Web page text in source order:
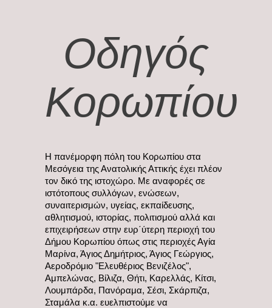
Οδηγός
Κορωπίου
Η πανέμορφη πόλη του Κορωπίου στα
Μεσόγεια της Ανατολικής Αττικής έχει πλέον
τον δικό της ιστοχώρο. Με αναφορές σε
ιστότοπους συλλόγων, ενώσεων,
συναιτερισμών, υγείας, εκπαίδευσης,
αθλητισμού, ιστορίας, πολιτισμού αλλά και
επιχειρήσεων στην ευρ΄ύτερη περιοχή του
Δήμου Κορωπίου όπως στις περιοχές Αγία
Μαρίνα, Άγιος Δημήτριος, Άγιος Γεώργιος,
Αεροδρόμιο "Ελευθέριος Βενιζέλος",
Αμπελώνας, Βίλιζα, Θήτι, Καρελλάς, Κίτσι,
Λουμπάρδα, Πανόραμα, Σέσι, Σκάρπιζα,
Σταμάλα κ.α. ευελπιστούμε να